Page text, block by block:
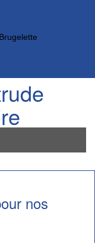
nos